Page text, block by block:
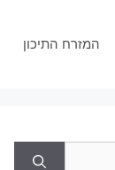
המזרח התיכון